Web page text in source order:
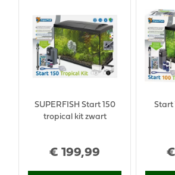
€ 199,99
SUPERFISH Start 150
tropical kit zwart
€
Start